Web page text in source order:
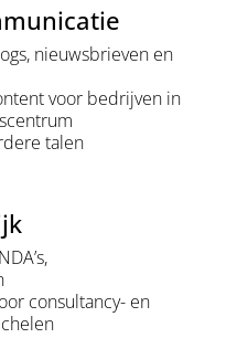
nieuwsbrieven en
voor bedrijven in
talen
consultancy- en